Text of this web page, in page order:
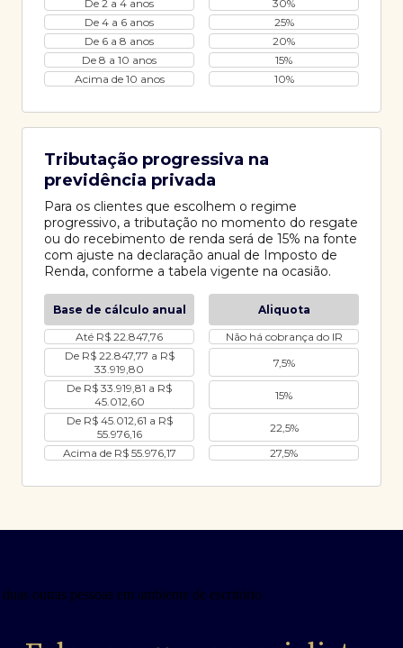
De 2 a 4 anos
30%
De 4 a 6 anos
25%
De 6 a 8 anos
20%
De 8 a 10 anos
15%
Acima de 10 anos
10%
Tributação progressiva na
previdência privada
Para os clientes que escolhem o regime
progressivo, a tributação no momento do resgate
ou do recebimento de renda será de 15% na fonte
com ajuste na declaração anual de Imposto de
Renda, conforme a tabela vigente na ocasião.
Base de cálculo anual
Aliquota
Até R$ 22.847,76
Não há cobrança do IR
De R$ 22.847,77 a R$
33.919,80
7,5%
De R$ 33.919,81 a R$
45.012,60
15%
De R$ 45.012,61 a R$
55.976,16
22,5%
Acima de R$ 55.976,17
27,5%